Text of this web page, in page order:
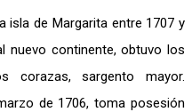
isla de Margarita entre 1707 y
nuevo continente, obtuvo los
corazas, sargento mayor.
de 1706, toma posesión